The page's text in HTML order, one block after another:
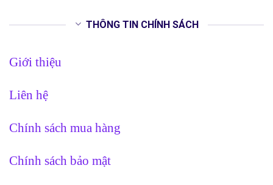
THÔNG TIN CHÍNH SÁCH
Giới thiệu
Liên hệ
Chính sách mua hàng
Chính sách bảo mật